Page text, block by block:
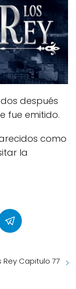
después
fue emitido.
como
la
Rey Capitulo 77